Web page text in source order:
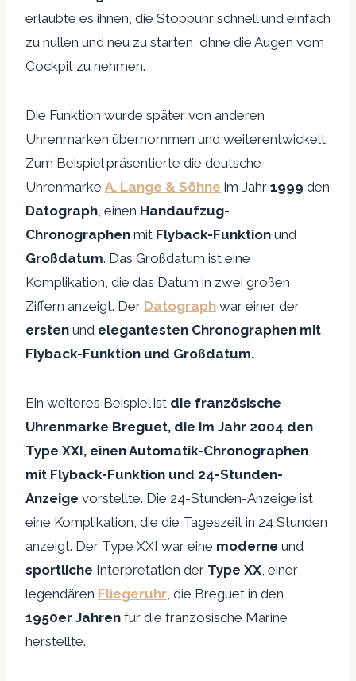
erlaubte es ihnen, die Stoppuhr schnell und einfach
zu nullen und neu zu starten, ohne die Augen vom
Cockpit zu nehmen.
Die Funktion wurde später von anderen
Uhrenmarken übernommen und weiterentwickelt.
Zum Beispiel präsentierte die deutsche
Uhrenmarke A. Lange & Söhne im Jahr 1999 den
Datograph , einen Handaufzug-
Chronographen mit Flyback-Funktion und
Großdatum. Das Großdatum ist eine
Komplikation, die das Datum in zwei großen
Ziffern anzeigt. Der Datograph war einer der
ersten und elegantesten Chronographen mit
Flyback-Funktion und Großdatum.
Ein weiteres Beispiel ist die französische
Uhrenmarke Breguet, die im Jahr 2004 den
Type XXI, einen Automatik-Chronographen
mit Flyback-Funktion und 24-Stunden-
Anzeige vorstellte. Die 24-Stunden-Anzeige ist
eine Komplikation, die die Tageszeit in 24 Stunden
anzeigt. Der Type XXI war eine moderne und
sportliche Interpretation der Type XX , einer
legendären Fliegeruhr , die Breguet in den
1950er Jahren für die französische Marine
herstellte.